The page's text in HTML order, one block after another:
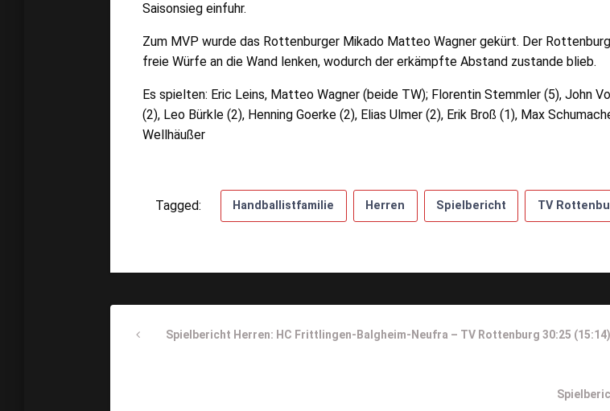
Saisonsieg einfuhr.
Zum MVP wurde das Rottenburger Mikado Matteo Wagner gekürt. Der
freie Würfe an die Wand lenken, wodurch der erkämpfte Abstand zustande blieb.
Es spielten: Eric Leins, Matteo Wagner (beide TW); Florentin Stemmler (5), John
(2), Leo Bürkle (2), Henning Goerke (2), Elias Ulmer (2), Erik Broß (1), Max
Wellhäußer
Tagged: Handballistfamilie Herren Spielbericht TV
Beitragsnavigation
PreviousSpielbericht Herren: HC Frittlingen-Balgheim-Neufra – TV Rottenburg 30:25 (15:14)
Next